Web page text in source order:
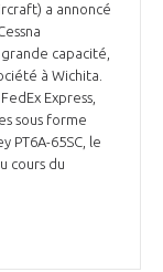
a annoncé
capacité,
à Wichita.
Express,
sous forme
PT6A-65SC, le
cours du